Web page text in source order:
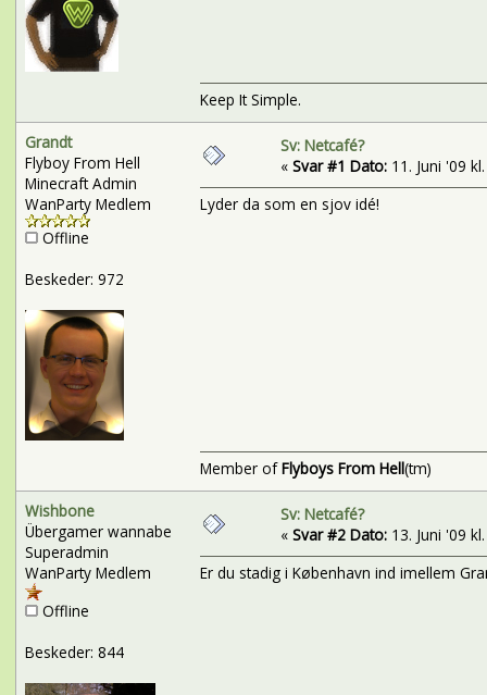
Keep It Simple.
Grandt
Flyboy From Hell
Minecraft Admin
WanParty Medlem
Offline
Beskeder: 972
Sv: Netcafé?
« Svar #1 Dato:11. Juni '09
Lyder da som en sjov idé!
Member ofFlyboys From Hell(tm)
Wishbone
Übergamer wannabe
Superadmin
WanParty Medlem
Offline
Beskeder: 844
Sv: Netcafé?
« Svar #2 Dato:13. Juni '09
Er du stadig i København ind imellem